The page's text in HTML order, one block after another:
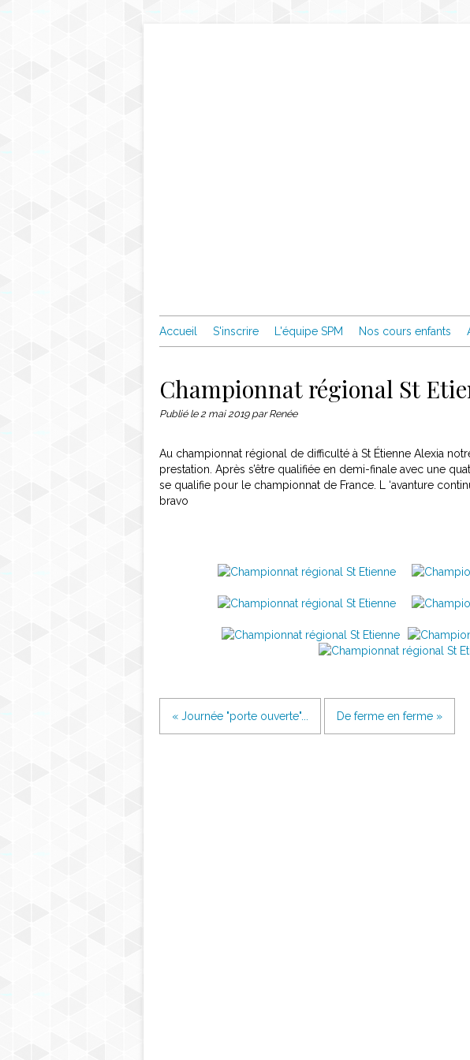
Accueil S'inscrire L'équipe SPM Nos cours enfants
Championnat régional St
Publié le2 mai 2019 par Renée
Au championnat régional de difficulté à St Étienne Alexia
prestation. Après s’être qualifiée en demi-finale avec une
se qualifie pour le championnat de France. L ‘avanture
bravo
« Journée "porte ouverte"... De ferme en ferme »